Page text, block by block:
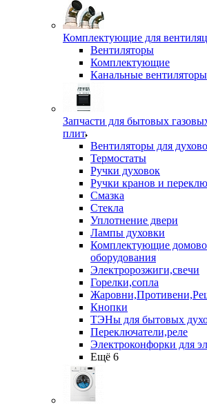
Комплектующие для
Вентиляторы
Комплектующие
Канальные вентиляторы
Запчасти для бытовых
плит
Вентиляторы для
Термостаты
Ручки духовок
Ручки кранов и
Смазка
Стекла
Уплотнение двери
Лампы духовки
Комплектующие
оборудования
Электророзжиги,свечи
Горелки,сопла
Кнопки
ТЭНы для бытовых
Переключатели,реле
Электроконфорки для
Ещё 6